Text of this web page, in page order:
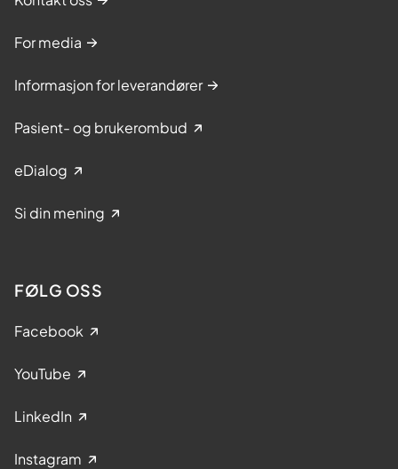
For media
Informasjon for leverandører
Pasient- og brukerombud
eDialog
Si din mening
FØLG OSS
Facebook
YouTube
LinkedIn
Instagram